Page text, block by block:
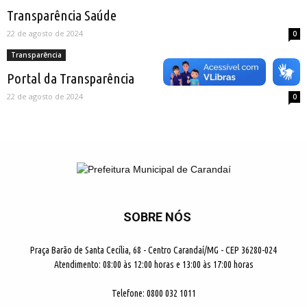
Transparência Saúde
22 de agosto de 2024 0
Transparência
Portal da Transparência
22 de agosto de 2024 0
SOBRE NÓS
Praça Barão de Santa Cecília, 68 - Centro Carandaí/MG - CEP 36280-024
Atendimento: 08:00 às 12:00 horas e 13:00 às 17:00 horas
Telefone: 0800 032 1011